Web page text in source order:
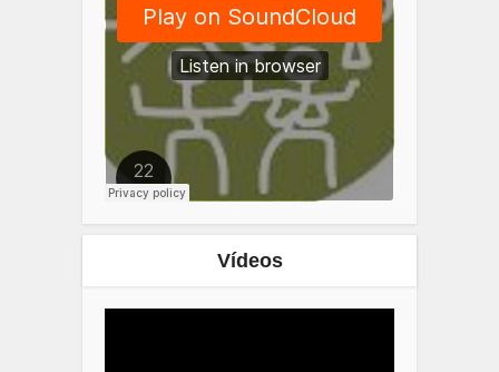
Vídeos